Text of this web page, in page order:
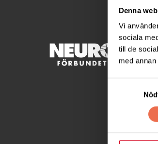
Denna
Vi
sociala
till de
med